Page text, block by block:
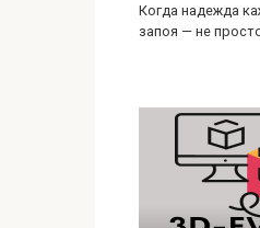
Когда надежда
запоя — не